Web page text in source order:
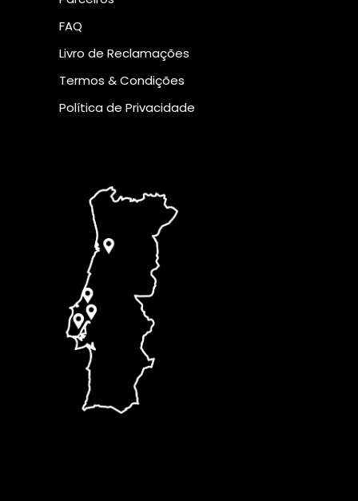
FAQ
Livro de Reclamações
Termos & Condições
Política de Privacidade